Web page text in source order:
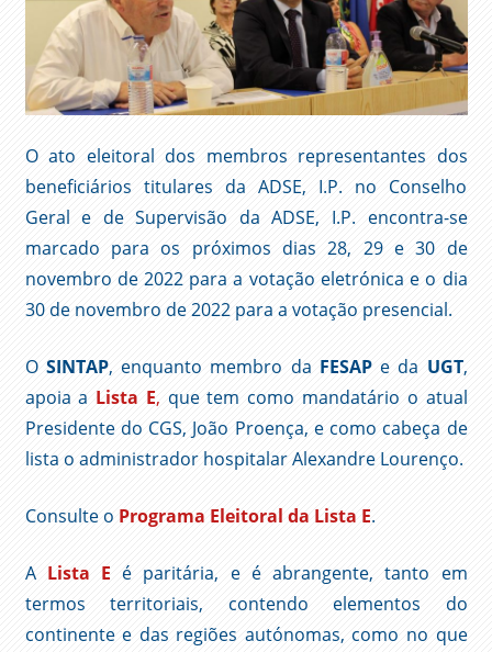
O ato eleitoral dos membros representantes dos
beneficiários titulares da ADSE, I.P. no Conselho
Geral e de Supervisão da ADSE, I.P. encontra-se
marcado para os próximos dias 28, 29 e 30 de
novembro de 2022 para a votação eletrónica e o dia
30 de novembro de 2022 para a votação presencial.
O SINTAP, enquanto membro da FESAPe da UGT,
apoia a Lista E, que tem como mandatário o atual
Presidente do CGS, João Proença, e como cabeça de
lista o administrador hospitalar Alexandre Lourenço.
Consulte o Programa Eleitoral da Lista E.
A Lista E é paritária, e é abrangente, tanto em
termos territoriais, contendo elementos do
continente e das regiões autónomas, como no que